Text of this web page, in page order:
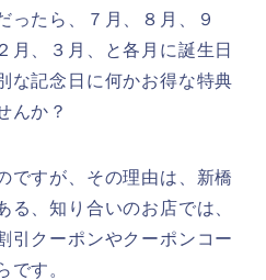
ったら、７月、８月、９
月、３月、と各月に誕生日
な記念日に何かお得な特典
んか？
ですが、その理由は、新橋
る、知り合いのお店では、
引クーポンやクーポンコー
です。